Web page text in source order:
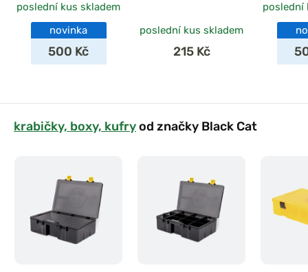
poslední kus skladem
novinka
500 Kč
poslední kus skladem
215 Kč
poslední
krabičky, boxy, kufryod značky Black Cat